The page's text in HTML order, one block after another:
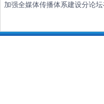
加强全媒体传播体系建设分论